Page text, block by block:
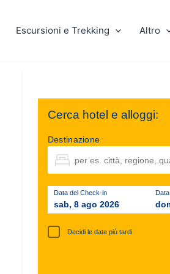
Escursioni e Trekking Altro
Cerca hotel e alloggi:
Destinazione
Data del Check-in
sab, 8 ago 2026
Decidi le date più tardi